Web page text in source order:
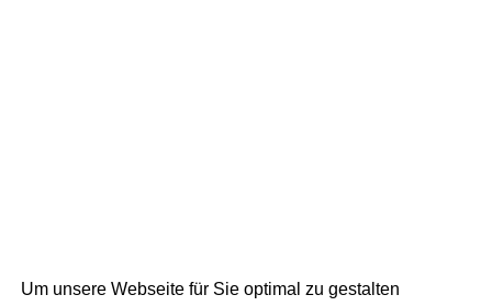
Um unsere Webseite für Sie optimal zu gestalten